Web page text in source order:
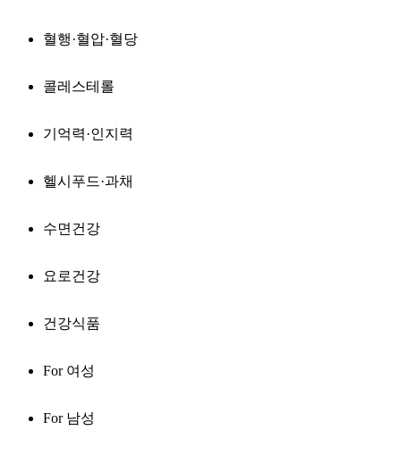
혈행·혈압·혈당
콜레스테롤
기억력·인지력
헬시푸드·과채
수면건강
요로건강
건강식품
For 여성
For 남성